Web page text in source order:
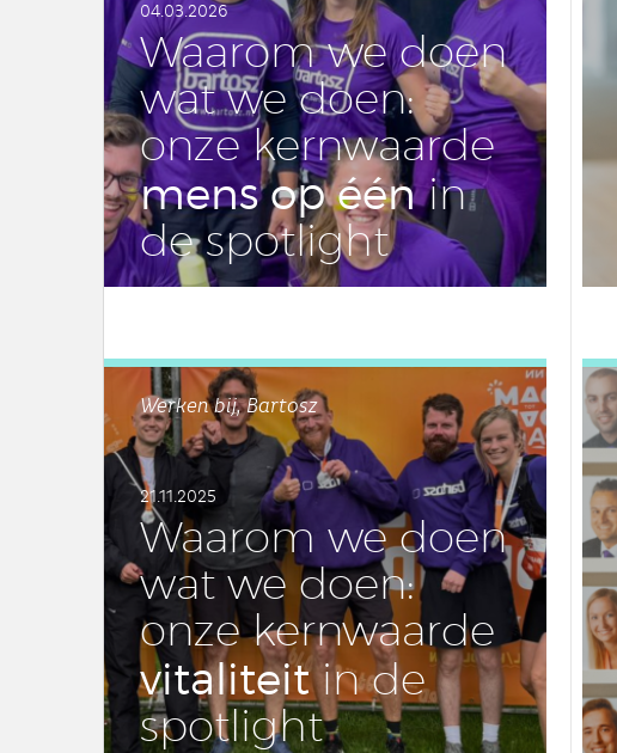
04.03.2026
Waarom we doen
wat we doen:
onze kern­waar­de
mens op éénin
de spot­light
Werken bij, Bartosz
21.11.2025
Waarom we doen
wat we doen:
onze kern­waar­de
vi­ta­li­teitin de
spot­light